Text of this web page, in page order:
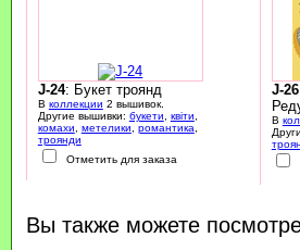
J-24: Букет троянд
В коллекции 2 вышивок.
Другие вышивки: букети квіти
комахи
метелики романтика
троянди
Отметить для заказа
J-26
В
Вы также можете